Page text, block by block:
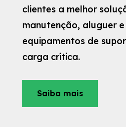
clientes a melhor
manutenção, aluguer
equipamentos de
carga crítica.
Saiba mais